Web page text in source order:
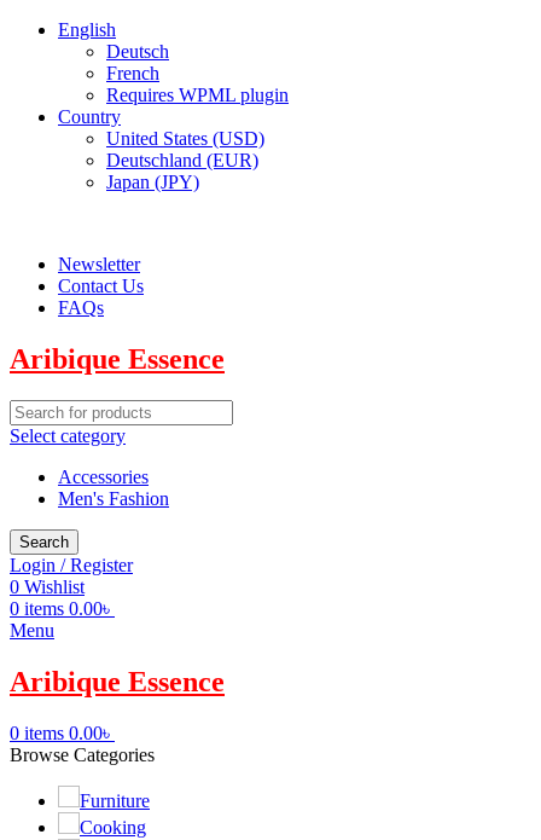
English
Deutsch
French
Requires WPML plugin
Country
United States (USD)
Deutschland (EUR)
Japan (JPY)
Newsletter
Contact Us
FAQs
Aribique Essence
Select category
Accessories
Men's Fashion
Search
Login / Register
0 Wishlist
0 items 0.00৳
Menu
Aribique Essence
0 items 0.00৳
Browse Categories
Furniture
Cooking